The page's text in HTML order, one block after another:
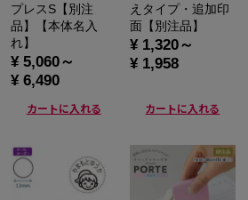
プレスS【別注
品】【本体名入
れ】
¥ 5,060～
¥ 6,490
カートに入れる
えタイプ・追加印
面【別注品】
¥ 1,320～
¥ 1,958
カートに入れる